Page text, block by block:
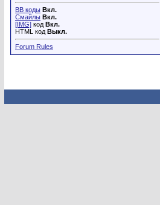
BB коды Вкл.
Смайлы Вкл.
[IMG] код Вкл.
HTML код Выкл.
Forum Rules